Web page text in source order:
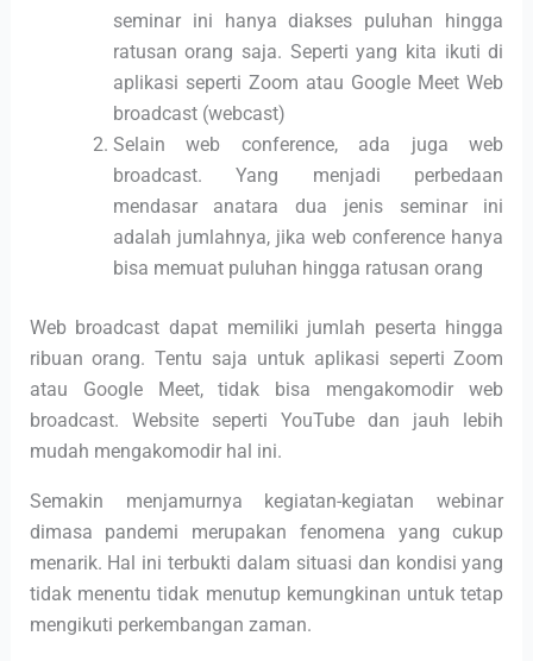
seminar ini hanya diakses puluhan hingga
ratusan orang saja. Seperti yang kita ikuti di
aplikasi seperti Zoom atau Google Meet Web
broadcast (webcast)
Selain web conference, ada juga web
broadcast. Yang menjadi perbedaan
mendasar anatara dua jenis seminar ini
adalah jumlahnya, jika web conference hanya
bisa memuat puluhan hingga ratusan orang
Web broadcast dapat memiliki jumlah peserta hingga
ribuan orang. Tentu saja untuk aplikasi seperti Zoom
atau Google Meet, tidak bisa mengakomodir web
broadcast. Website seperti YouTube dan jauh lebih
mudah mengakomodir hal ini.
Semakin menjamurnya kegiatan-kegiatan webinar
dimasa pandemi merupakan fenomena yang cukup
menarik. Hal ini terbukti dalam situasi dan kondisi yang
tidak menentu tidak menutup kemungkinan untuk tetap
mengikuti perkembangan zaman.